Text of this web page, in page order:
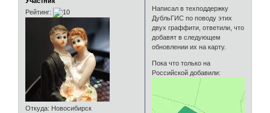
Рейтинг:
Откуда: Новосибирск
Написал в техподдержку
ДубльГИС по поводу этих
двух граффити, ответили, что
добавят в следующем
обновлении их на карту.
Пока что только на
Российской добавили: